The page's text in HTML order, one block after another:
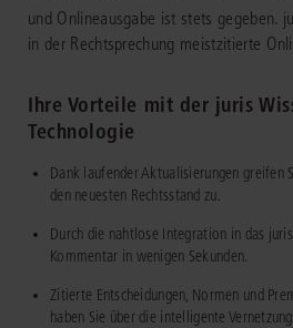
und Onlineausgabe ist stets gegeben.
in der Rechtsprechung meistzitierte
Ihre Vorteile mit der juris
Technologie
Dank laufender Aktualisierungen greifen
den neuesten Rechtsstand zu.
Durch die nahtlose Integration in das
Kommentar in wenigen Sekunden.
Zitierte Entscheidungen, Normen und
haben Sie über die intelligente